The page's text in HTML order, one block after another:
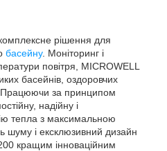
рішення для
басейну. Моніторинг і
повітря, MICROWELL
басейнів, оздоровчих
Працюючи за принципом
надійну і
тепла з максимальною
шуму і ексклюзивний дизайн
кращим інноваційним